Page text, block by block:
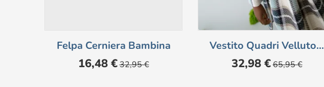
Felpa Cerniera Bambina
Prezzo
16,48 € Prezzo
base
32,95 €
Vestito Quadri Velluto...
Prezzo
32,98 € Prezzo
base
65,95 €